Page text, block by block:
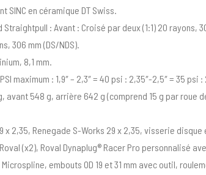
SINC en céramique DT Swiss.
Straightpull : Avant : Croisé par deux (1:1) 20 rayons,
306 mm (DS/NDS).
8,1 mm.
maximum : 1,9″ – 2,3″ = 40 psi : 2,35″-2,5″ = 35 psi
avant 548 g, arrière 642 g (comprend 15 g par roue
x 2,35, Renegade S-Works 29 x 2,35, visserie disque
(x2), Roval Dynaplug® Racer Pro personnalisé
embouts OD 19 et 31 mm avec outil,